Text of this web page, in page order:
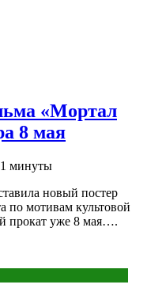
«Мортал
8 мая
1 минуты
новый постер
по мотивам культовой
прокат уже 8 мая….